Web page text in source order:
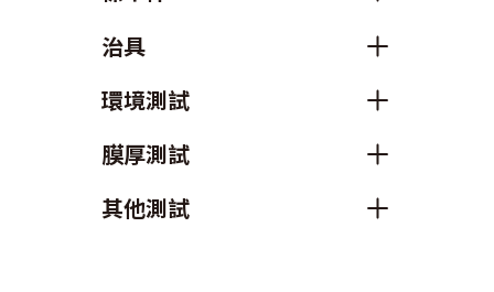
治具
環境測試
膜厚測試
其他測試